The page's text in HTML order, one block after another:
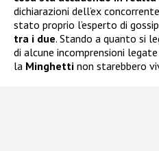
dichiarazioni dell’ex
stato proprio l’esperto di
tra i due. Stando a quanto si
di alcune incomprensioni
la Minghetti non starebbero